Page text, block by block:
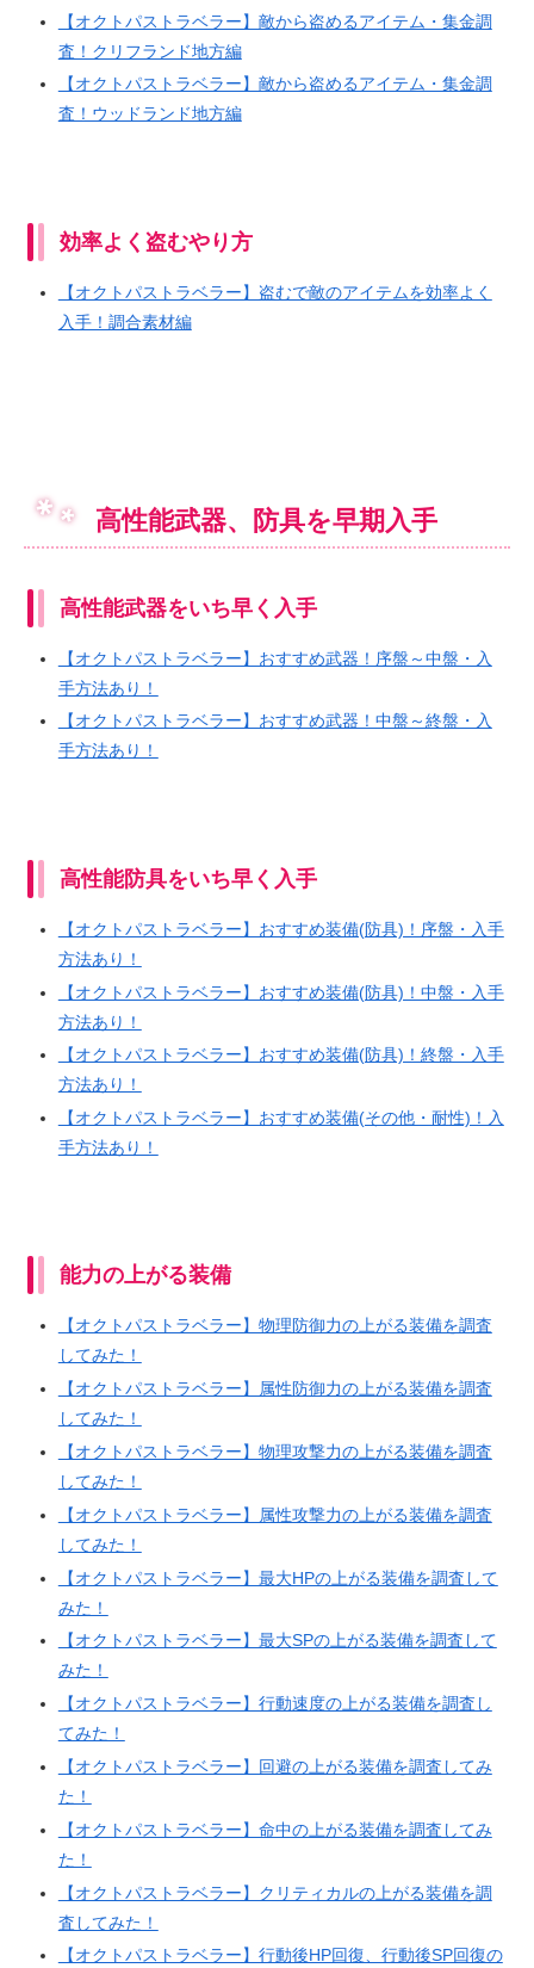
【オクトパストラベラー】敵から盗めるアイテム・集金調
査！クリフランド地方編
【オクトパストラベラー】敵から盗めるアイテム・集金調
査！ウッドランド地方編
効率よく盗むやり方
【オクトパストラベラー】盗むで敵のアイテムを効率よく
入手！調合素材編
高性能武器、防具を早期入手
高性能武器をいち早く入手
【オクトパストラベラー】おすすめ武器！序盤～中盤・入
手方法あり！
【オクトパストラベラー】おすすめ武器！中盤～終盤・入
手方法あり！
高性能防具をいち早く入手
【オクトパストラベラー】おすすめ装備(防具)！序盤・入手
方法あり！
【オクトパストラベラー】おすすめ装備(防具)！中盤・入手
方法あり！
【オクトパストラベラー】おすすめ装備(防具)！終盤・入手
方法あり！
【オクトパストラベラー】おすすめ装備(その他・耐性)！入
手方法あり！
能力の上がる装備
【オクトパストラベラー】物理防御力の上がる装備を調査
してみた！
【オクトパストラベラー】属性防御力の上がる装備を調査
してみた！
【オクトパストラベラー】物理攻撃力の上がる装備を調査
してみた！
【オクトパストラベラー】属性攻撃力の上がる装備を調査
してみた！
【オクトパストラベラー】最大HPの上がる装備を調査して
みた！
【オクトパストラベラー】最大SPの上がる装備を調査して
みた！
【オクトパストラベラー】行動速度の上がる装備を調査し
てみた！
【オクトパストラベラー】回避の上がる装備を調査してみ
た！
【オクトパストラベラー】命中の上がる装備を調査してみ
た！
【オクトパストラベラー】クリティカルの上がる装備を調
査してみた！
【オクトパストラベラー】行動後HP回復、行動後SP回復の